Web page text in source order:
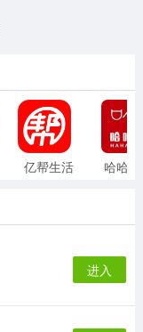
亿帮生活
进入